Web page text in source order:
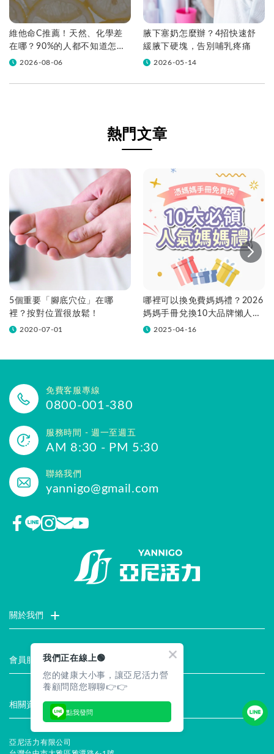
維他命C推薦！天然、化學差
在哪？90%的人都不知道怎麼
挑！帶你一次看
2026-08-06
腋下塞奶怎麼辦？4招快速舒
緩腋下硬塊，告別哺乳疼痛
2026-05-14
熱門文章
5個重要「腳底穴位」在哪
裡？按對位置很放鬆！
2020-07-01
哪裡可以換免費媽媽禮？2026
媽媽手冊兌換10大品牌懶人包
一次看！
2025-04-16
免費客服專線
0800-001-380
服務時間 - 週一至週五
AM 8:30 - PM 5:30
聯絡我們
yannigo@gmail.com
關於我們
會員服務
最新消息 註冊會員
試用索取 服務說明
相關資訊
常見問題 隱私權聲明
企業徵才 安全保證
合作提案
亞尼活力有限公司
我們正在線上🟢
您的健康大小事，讓亞尼活力營
養顧問陪您聊聊👉👉
點我發問